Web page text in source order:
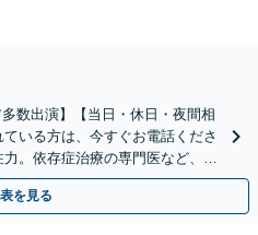
多数出演】【当日・休日・夜間相
いる方は、今すぐお電話くださ
。依存症治療の専門医など、医
11丁目駅直結】
を見る